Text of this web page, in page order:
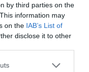
by third parties on the
information may
on the IAB’s List of
disclose it to other
trendek a